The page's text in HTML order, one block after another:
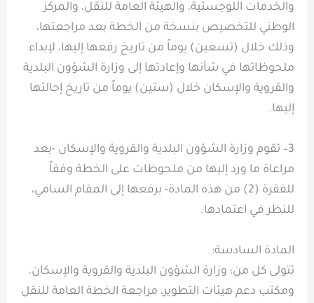
والخدمات اللوجستية، والهيئة العامة للنقل، والمركز
الوطني للتخصيص بنسخة من الخطة بعد مراجعتها،
وذلك خلال (تسعين) يوماً من تاريخ رفعها إليها، لإبداء
ملحوظاتها في شأنها وإعادتها إلى وزارة الشؤون البلدية
والقروية والإسكان خلال (ستين) يوماً من تاريخ إحالتها
إليها.
3– تقوم وزارة الشؤون البلدية والقروية والإسكان -بعد
مراعاة ما ورد إليها من ملحوظات على الخطة وفقاً
للفقرة (2) من هذه المادة- برفعها إلى المقام السامي،
للنظر في اعتمادها.
المادة السادسة:
تتولى كل من: وزارة الشؤون البلدية والقروية والإسكان،
ومكتب دعم هيئات التطوير، مراجعة الخطة العامة للنقل